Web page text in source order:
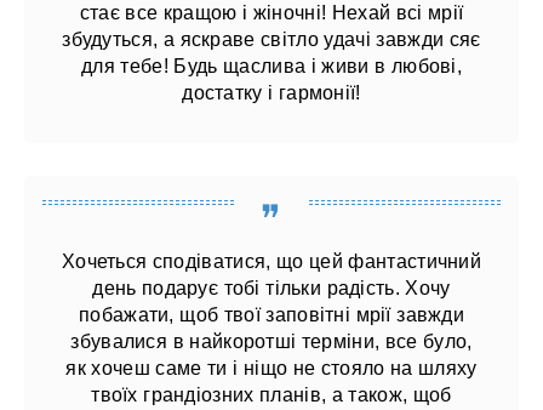
стає все кращою і жіночні! Нехай всі мрії
збудуться, а яскраве світло удачі завжди сяє
для тебе! Будь щаслива і живи в любові,
достатку і гармонії!
Хочеться сподіватися, що цей фантастичний
день подарує тобі тільки радість. Хочу
побажати, щоб твої заповітні мрії завжди
збувалися в найкоротші терміни, все було,
як хочеш саме ти і ніщо не стояло на шляху
твоїх грандіозних планів, а також, щоб